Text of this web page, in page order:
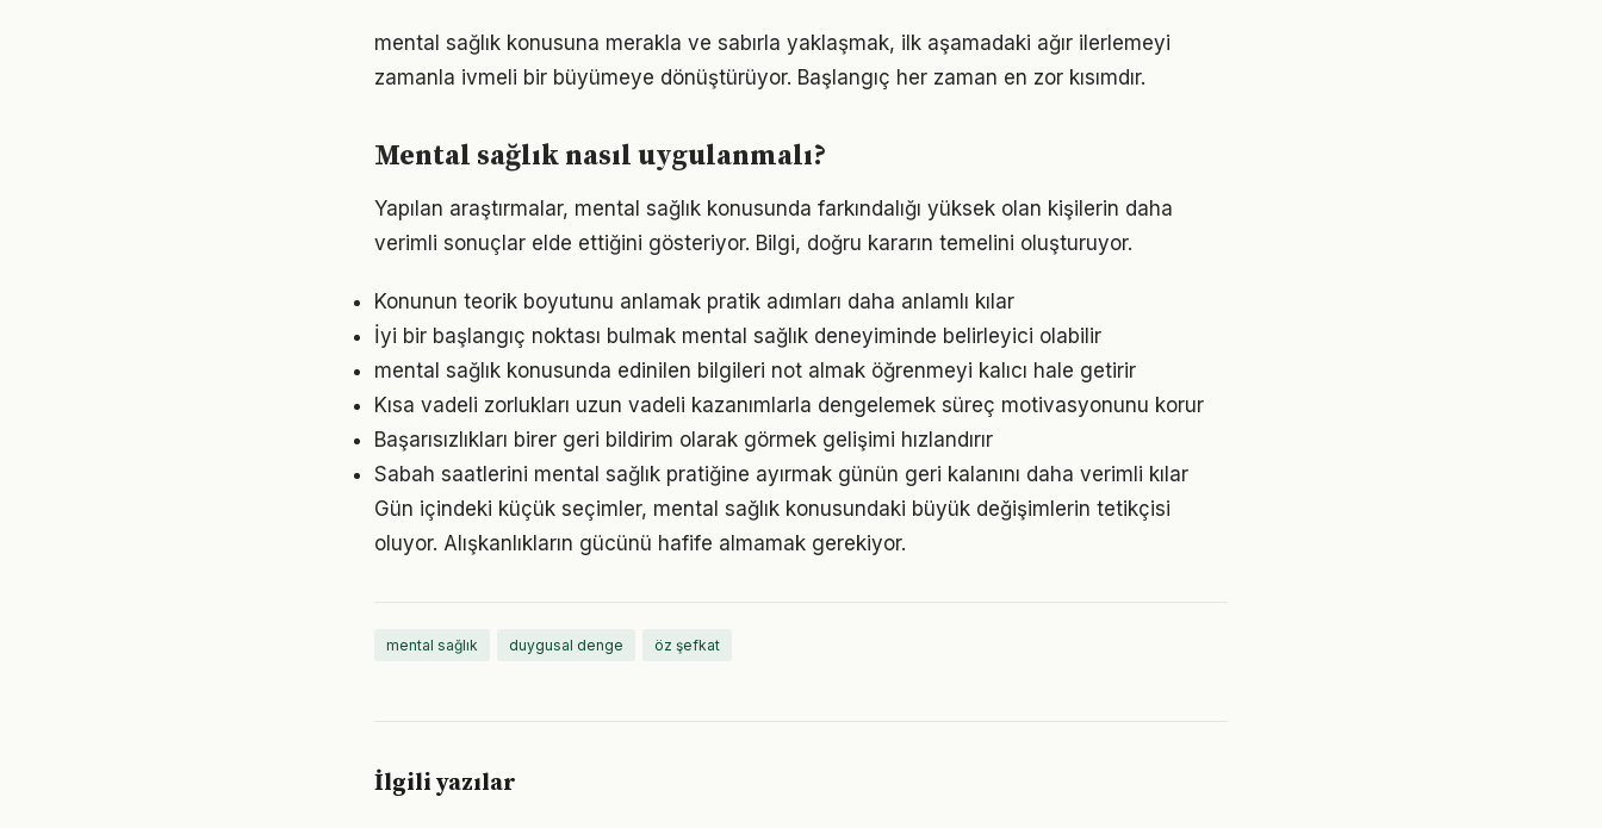
mental sağlık konusuna merakla ve sabırla yaklaşmak, ilk aşamadaki ağır ilerlemeyi
zamanla ivmeli bir büyümeye dönüştürüyor. Başlangıç her zaman en zor kısımdır.
Mental sağlık nasıl uygulanmalı?
Yapılan araştırmalar, mental sağlık konusunda farkındalığı yüksek olan kişilerin daha
verimli sonuçlar elde ettiğini gösteriyor. Bilgi, doğru kararın temelini oluşturuyor.
Konunun teorik boyutunu anlamak pratik adımları daha anlamlı kılar
İyi bir başlangıç noktası bulmak mental sağlık deneyiminde belirleyici olabilir
mental sağlık konusunda edinilen bilgileri not almak öğrenmeyi kalıcı hale getirir
Kısa vadeli zorlukları uzun vadeli kazanımlarla dengelemek süreç motivasyonunu korur
Başarısızlıkları birer geri bildirim olarak görmek gelişimi hızlandırır
Sabah saatlerini mental sağlık pratiğine ayırmak günün geri kalanını daha verimli kılar
Gün içindeki küçük seçimler, mental sağlık konusundaki büyük değişimlerin tetikçisi
oluyor. Alışkanlıkların gücünü hafife almamak gerekiyor.
mental sağlık duygusal denge öz şefkat
İlgili yazılar